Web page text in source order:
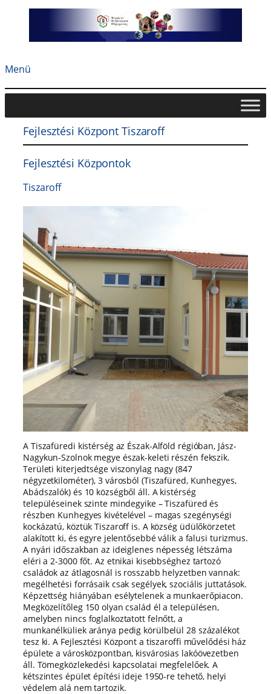
Menü
Fejlesztési Központ Tiszaroff
Fejlesztési Központok
Tiszaroff
A Tiszafüredi kistérség az Észak-Alföld régióban, Jász-
Nagykun-Szolnok megye észak-keleti részén fekszik.
Területi kiterjedtsége viszonylag nagy (847
négyzetkilométer), 3 városból (Tiszafüred, Kunhegyes,
Abádszalók) és 10 községből áll. A kistérség
településeinek szinte mindegyike – Tiszafüred és
részben Kunhegyes kivételével – magas szegénységi
kockázatú, köztük Tiszaroff is. A község üdülőkörzetet
alakított ki, és egyre jelentősebbé válik a falusi turizmus.
A nyári időszakban az ideiglenes népesség létszáma
eléri a 2-3000 főt. Az etnikai kisebbséghez tartozó
családok az átlagosnál is rosszabb helyzetben vannak:
megélhetési forrásaik csak segélyek, szociális juttatások.
Képzettség hiányában esélytelenek a munkaerőpiacon.
Megközelítőleg 150 olyan család él a településen,
amelyben nincs foglalkoztatott felnőtt, a
munkanélküliek aránya pedig körülbelül 28 százalékot
tesz ki. A Fejlesztési Központ a tiszaroffi művelődési ház
épülete a városközpontban, kisvárosias lakóövezetben
áll. Tömegközlekedési kapcsolatai megfelelőek. A
kétszintes épület építési ideje 1950-re tehető, helyi
védelem alá nem tartozik.